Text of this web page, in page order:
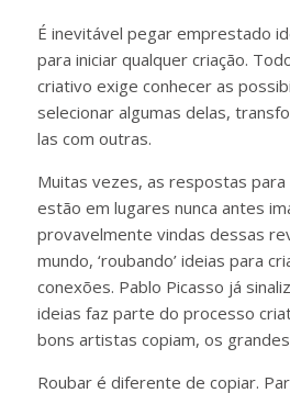
É inevitável pegar emprestado
para iniciar qualquer criação.
criativo exige conhecer as
selecionar algumas delas,
las com outras.
Muitas vezes, as respostas
estão em lugares nunca antes
provavelmente vindas dessas
mundo, ‘roubando’ ideias para
conexões. Pablo Picasso já
ideias faz parte do processo
bons artistas copiam, os
Roubar é diferente de copiar.